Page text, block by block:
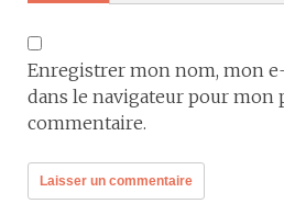
Enregistrer mon nom, mon
dans le navigateur pour mon
commentaire.